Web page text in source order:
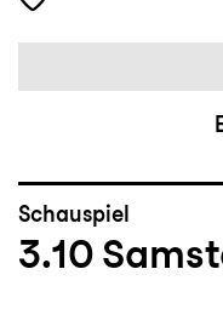
Schauspiel
3.10